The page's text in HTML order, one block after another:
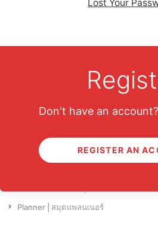
Lost Your
Don't have an
REGISTER AN
OUR PRODUCTS
Book | หนังสือ
Planner | สมุดแพลนเนอร์